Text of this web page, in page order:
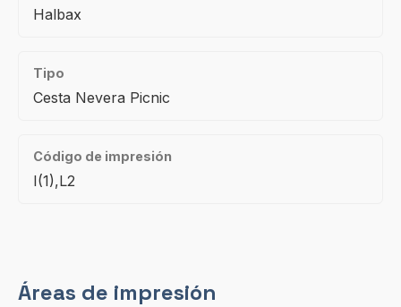
Halbax
Tipo
Cesta Nevera Picnic
Código de impresión
I(1),L2
Áreas de impresión